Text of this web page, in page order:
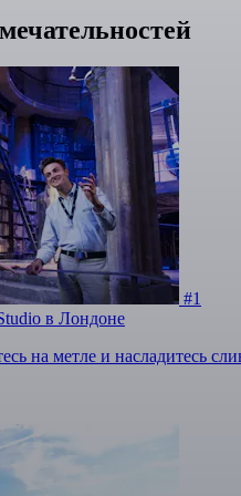
#1
в Лондоне
на метле и насладитесь